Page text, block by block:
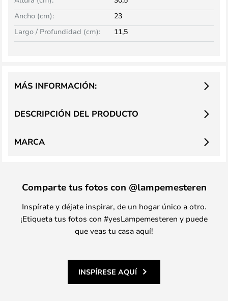
Ancho (cm): 23
Largo / Profundidad (cm): 11,5
DESCRIPCIÓN DEL PRODUCTO
MÁS INFORMACIÓN:
MARCA
Comparte tus fotos con @lampemesteren
Inspírate y déjate inspirar, de un hogar único a otro.
¡Etiqueta tus fotos con #yesLampemesteren y puede
que veas tu casa aquí!
INSPÍRESE AQUÍ